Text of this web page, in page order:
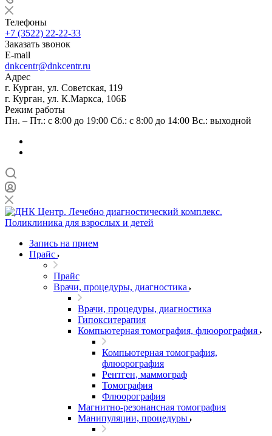
Телефоны
+7 (3522) 22-22-33
Заказать звонок
E-mail
dnkcentr@dnkcentr.ru
Адрес
г. Курган, ул. Советская, 119
г. Курган, ул. К.Маркса, 106Б
Режим работы
Пн. – Пт.: с 8:00 до 19:00 Сб.: с 8:00 до 14:00 Вс.: выходной
Запись на прием
Прайс
Прайс
Врачи, процедуры, диагностика
Врачи, процедуры, диагностика
Гипокситерапия
Компьютерная томография, флюорография
Компьютерная томография,
флюорография
Рентген, маммограф
Томография
Флюорография
Магнитно-резонансная томография
Манипуляции, процедуры